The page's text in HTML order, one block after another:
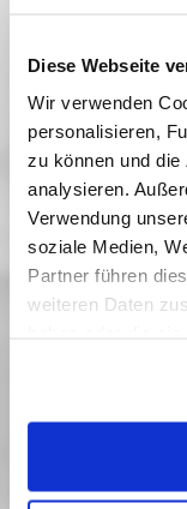
Diese Webseite
Wir verwenden
personalisieren,
zu können und
analysieren.
Verwendung
soziale Medien,
Partner führen
weiteren Daten
Cookies, wenn
Pfau - Bin
Sorda
Sehnsucht
Vermiglio
Im
Der Held
Herz aus
Das
Lesbian
Ein